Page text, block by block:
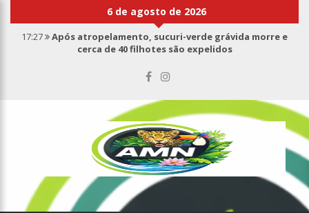
6 de agosto de 2026
17:27
Após atropelamento, sucuri-verde grávida morre e
cerca de 40 filhotes são expelidos
suspeita de botulismo
Saiba quem é Mazinho da Ecobarreira, candidato a vereador
de Manaus (vídeo)
Consumidores denunciam falta de preços em produtos e até
mau cheiro em freezer de supermercado na Cidade Nova
Justiça proíbe ex-prefeito de chegar perto de prefeita de
Nhamundá, no AM
15:01
Carro envolvido em acidente fatal pertencia a Wanderley